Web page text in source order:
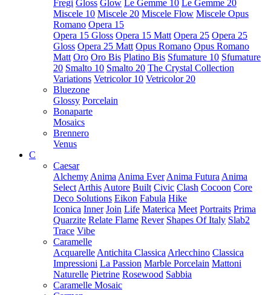
Fregi Gloss Glow Le Gemme 10 Le Gemme 20
Miscele 10 Miscele 20 Miscele Flow Miscele Opus
Romano Opera 15
Opera 15 Gloss Opera 15 Matt Opera 25 Opera 25
Gloss Opera 25 Matt Opus Romano Opus Romano
Matt Oro Oro Bis Platino Bis Sfumature 10 Sfumature
20 Smalto 10 Smalto 20 The Crystal Collection
Variations Vetricolor 10 Vetricolor 20
Bluezone
Glossy Porcelain
Bonaparte
Mosaics
Brennero
Venus
C
Caesar
Alchemy Anima Anima Ever Anima Futura Anima
Select Arthis Autore Built Civic Clash Cocoon Core
Deco Solutions Eikon Fabula Hike
Iconica Inner Join Life Materica Meet Portraits Prima
Quarzite Relate Flame Rever Shapes Of Italy Slab2
Trace Vibe
Caramelle
Acquarelle Antichita Classica Arlecchino Classica
Impressioni La Passion Marble Porcelain Mattoni
Naturelle Pietrine Rosewood Sabbia
Caramelle Mosaic